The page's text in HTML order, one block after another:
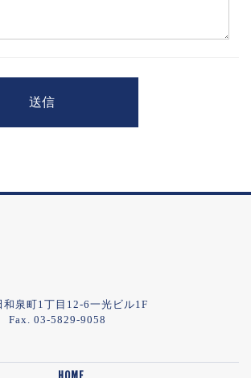
泉町1丁目12-6一光ビル1F
03-5829-9058